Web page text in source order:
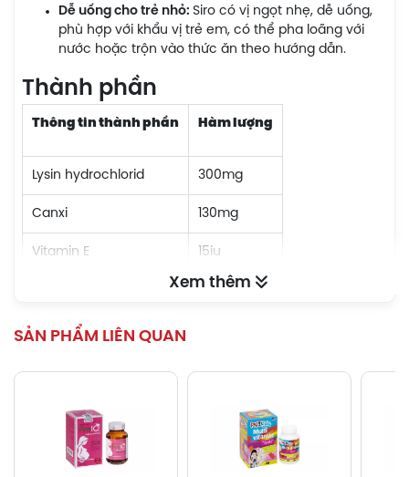
Dễ uống cho trẻ nhỏ: Siro có vị ngọt nhẹ, dễ uống,
phù hợp với khẩu vị trẻ em, có thể pha loãng với
nước hoặc trộn vào thức ăn theo hướng dẫn.
Thành phần
Thông tin thành phần Hàm lượng
Lysin hydrochlorid 300mg
Canxi 130mg
Vitamin E 15iu
10mg
Vitamin B6
Công dụng
Pharmaton Kiddi Syrup giúp bổ sung Lysin, calci và một số
Xem thêm
SẢN PHẨM LIÊN QUAN